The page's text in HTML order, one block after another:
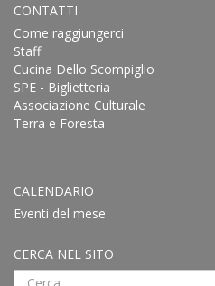
CONTATTI
Come raggiungerci
Staff
Cucina Dello Scompiglio
SPE - Biglietteria
Associazione Culturale
Terra e Foresta
CALENDARIO
Eventi del mese
CERCA NEL SITO